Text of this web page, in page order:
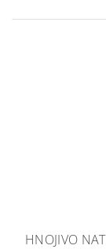
HNOJIVO